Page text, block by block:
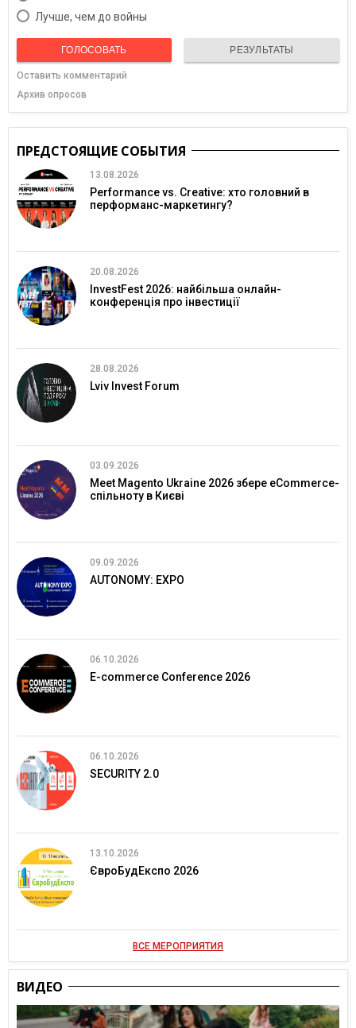
Лучше, чем до войны
ГОЛОСОВАТЬ РЕЗУЛЬТАТЫ
Оставить комментарий
Архив опросов
ПРЕДСТОЯЩИЕ СОБЫТИЯ
13.08.2026
Performance vs. Creative: хто головний в
перформанс-маркетингу?
20.08.2026
InvestFest 2026: найбільша онлайн-
конференція про інвестиції
28.08.2026
Lviv Invest Forum
03.09.2026
Meet Magento Ukraine 2026 збере eCommerce-
спільноту в Києві
09.09.2026
AUTONOMY: EXPO
06.10.2026
E-commerce Conference 2026
06.10.2026
SECURITY 2.0
13.10.2026
ЄвроБудЕкспо 2026
ВСЕ МЕРОПРИЯТИЯ
ВИДЕО